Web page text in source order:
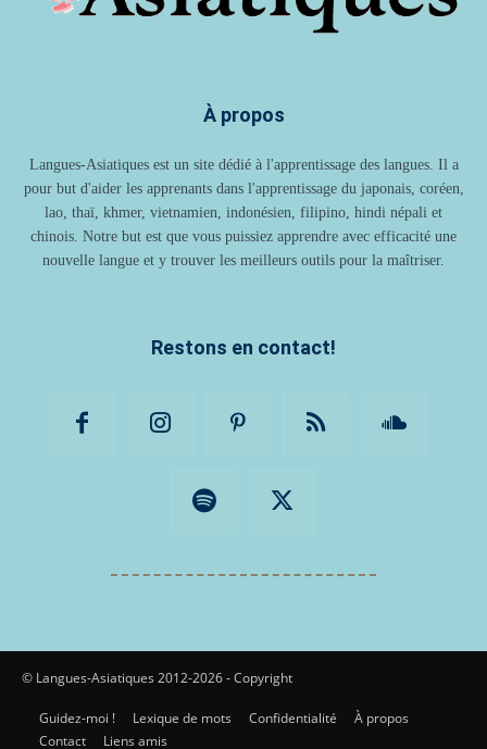
À propos
Langues-Asiatiques est un site dédié à l'apprentissage des langues. Il a
pour but d'aider les apprenants dans l'apprentissage du japonais, coréen,
lao, thaï, khmer, vietnamien, indonésien, filipino, hindi népali et
chinois. Notre but est que vous puissiez apprendre avec efficacité une
nouvelle langue et y trouver les meilleurs outils pour la maîtriser.
Restons en contact!
© Langues-Asiatiques 2012-2026 - Copyright
Guidez-moi ! Lexique de mots Confidentialité
À propos
Contact
Liens amis